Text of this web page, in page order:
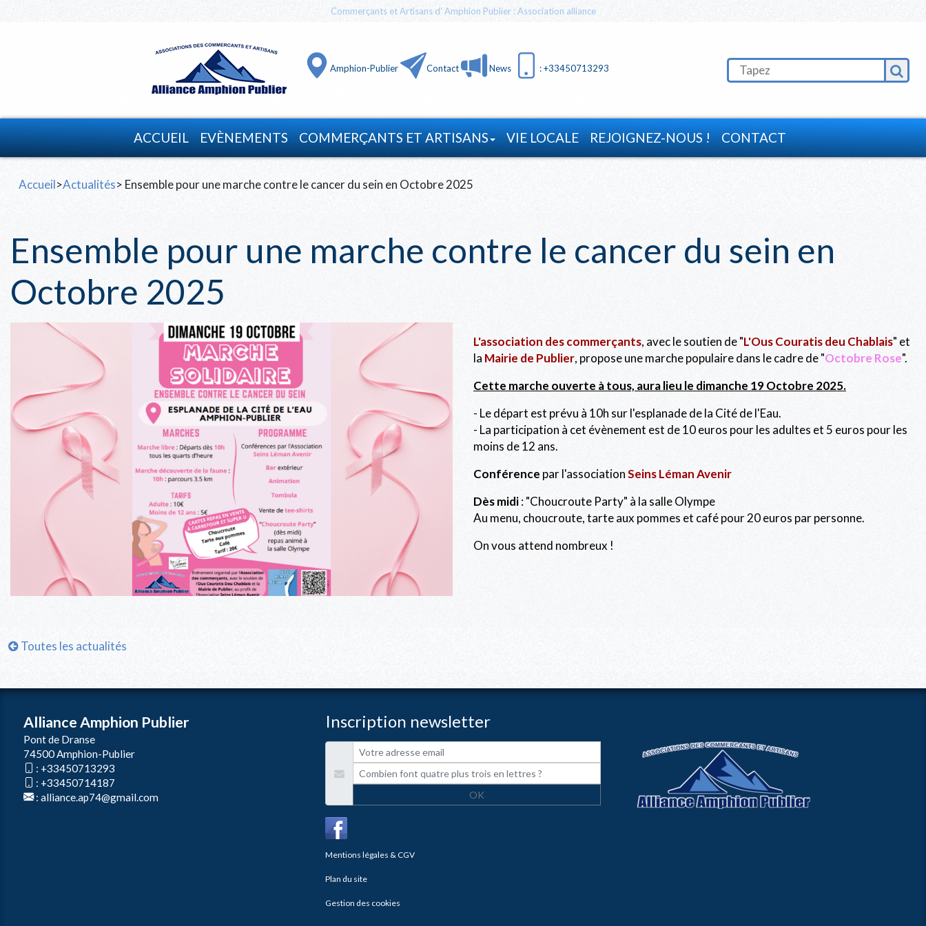
Commerçants et Artisans d' Amphion Publier : Association alliance
Amphion-Publier Contact News : +33450713293
ACCUEIL EVÈNEMENTS COMMERÇANTS ET ARTISANS VIE LOCALE REJOIGNEZ-NOUS ! CONTACT
Accueil>Actualités> Ensemble pour une marche contre le cancer du sein en Octobre 2025
Ensemble pour une marche contre le cancer du sein en
Octobre 2025
L'association des commerçants, avec le soutien de "L'Ous Couratis deu Chablais" et
la Mairie de Publier, propose une marche populaire dans le cadre de "Octobre Rose".
Cette marche ouverte à tous, aura lieu le dimanche 19 Octobre 2025.
- Le départ est prévu à 10h sur l'esplanade de la Cité de l'Eau.
- La participation à cet évènement est de 10 euros pour les adultes et 5 euros pour les
moins de 12 ans.
Conférence par l'associationSeins Léman Avenir
Dès midi: "Choucroute Party" à la salle Olympe
Au menu, choucroute, tarte aux pommes et café pour 20 euros par personne.
On vous attend nombreux !
Toutes les actualités
Alliance Amphion Publier
Pont de Dranse
74500 Amphion-Publier
: +33450713293
: +33450714187
: alliance.ap74@gmail.com
Inscription newsletter
OK
Mentions légales & CGV
Plan du site
Gestion des cookies